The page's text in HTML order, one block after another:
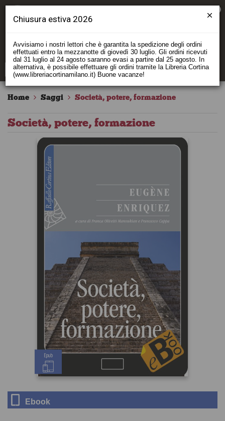
Home Saggi Società, potere, formazione
Società, potere, formazione
Epub
Ebook
Chiusura estiva 2026
Avvisiamo i nostri lettori che è garantita la spedizione degli ordini
effettuati entro la mezzanotte di giovedì 30 luglio. Gli ordini ricevuti
dal 31 luglio al 24 agosto saranno evasi a partire dal 25 agosto. In
alternativa, è possibile effettuare gli ordini tramite la Libreria Cortina
(www.libreriacortinamilano.it) Buone vacanze!